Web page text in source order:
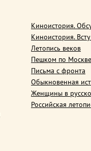
Киноистория.
Киноистория.
Летопись веков
Пешком по Москве
Письма с фронта
Обыкновенная
Женщины в
Российская